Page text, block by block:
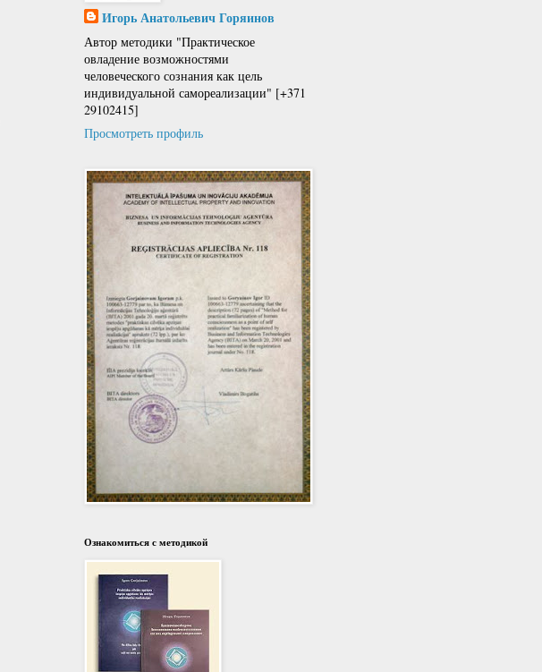
Игорь Анатольевич Горяинов
Автор методики "Практическое
овладение возможностями
человеческого сознания как цель
индивидуальной самореализации" [+371
29102415]
Просмотреть профиль
Ознакомиться с методикой